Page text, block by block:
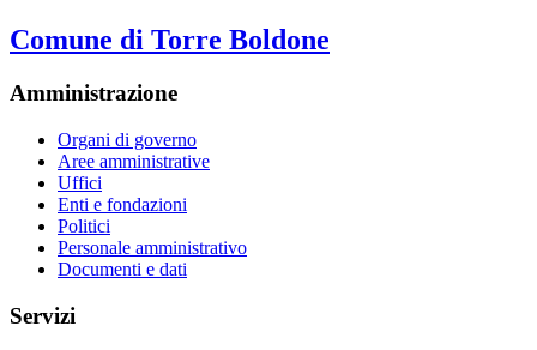
Comune di Torre Boldone
Amministrazione
Organi di governo
Aree amministrative
Uffici
Enti e fondazioni
Politici
Personale amministrativo
Documenti e dati
Servizi